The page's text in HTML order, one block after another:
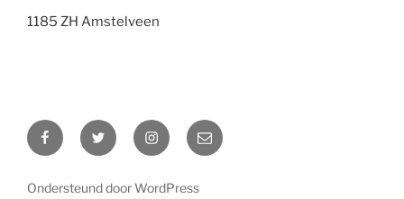
1185 ZH Amstelveen
FacebookTwitter Instagram
E-
mail
Ondersteund door WordPress